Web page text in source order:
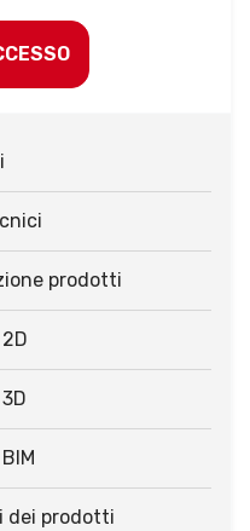
prodotti
dei prodotti